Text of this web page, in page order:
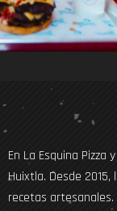
En La Esquina
Huixtla. Desde
recetas artesanales.